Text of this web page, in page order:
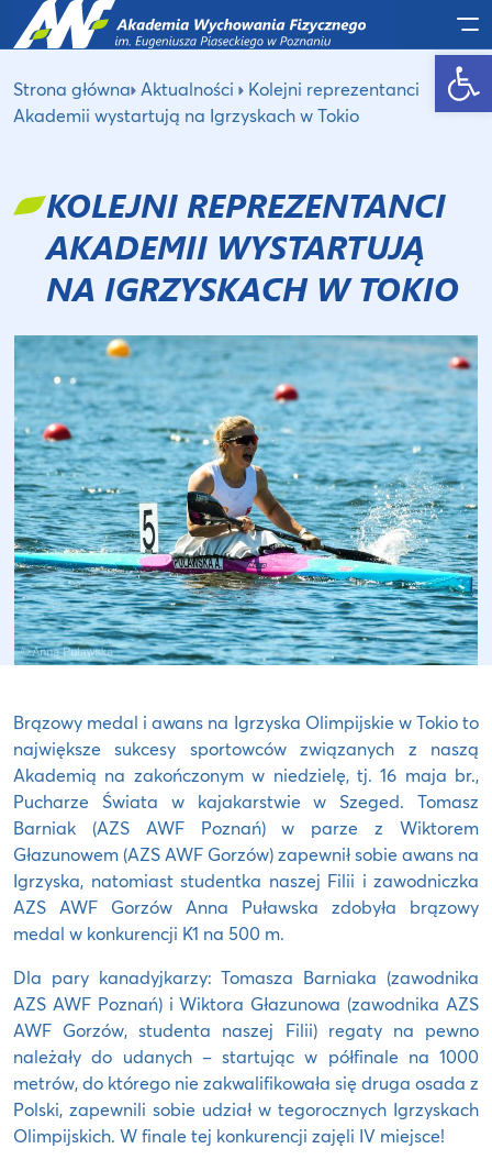
Otwórz pasek narzędzi
Strona główna Aktualności
Kolejni reprezentanci
Akademii wystartują na Igrzyskach w Tokio
KOLEJNI REPREZENTANCI
AKADEMII WYSTARTUJĄ
NA IGRZYSKACH W TOKIO
Brązowy medal i awans na Igrzyska Olimpijskie w Tokio to
największe sukcesy sportowców związanych z naszą
Akademią na zakończonym w niedzielę, tj. 16 maja br.,
Pucharze Świata w kajakarstwie w Szeged. Tomasz
Barniak (AZS AWF Poznań) w parze z Wiktorem
Głazunowem (AZS AWF Gorzów) zapewnił sobie awans na
Igrzyska, natomiast studentka naszej Filii i zawodniczka
AZS AWF Gorzów Anna Puławska zdobyła brązowy
medal w konkurencji K1 na 500 m.
Dla pary kanadyjkarzy: Tomasza Barniaka (zawodnika
AZS AWF Poznań) i Wiktora Głazunowa (zawodnika AZS
AWF Gorzów, studenta naszej Filii) regaty na pewno
należały do udanych – startując w półfinale na 1000
metrów, do którego nie zakwalifikowała się druga osada z
Polski, zapewnili sobie udział w tegorocznych Igrzyskach
Olimpijskich. W finale tej konkurencji zajęli IV miejsce!